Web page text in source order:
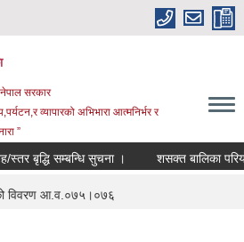
सरकार
व्यापारको अभिभारा आत्मनिर्भर र
”
स्तर बृद्धि सम्बन्धि सुचना । शसक्त बालिका
विवरण आ.व.०७५।०७६